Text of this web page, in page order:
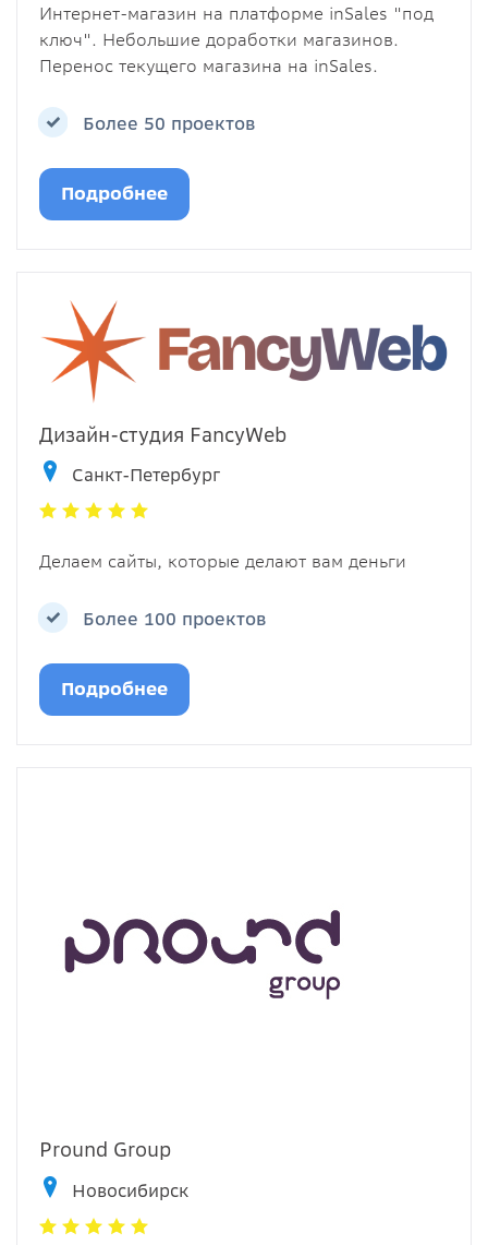
Интернет-магазин на платформе inSales "под
ключ". Небольшие доработки магазинов.
Перенос текущего магазина на inSales.
Более 50 проектов
Подробнее
Дизайн-студия FancyWeb
Санкт-Петербург
Делаем сайты, которые делают вам деньги
Более 100 проектов
Подробнее
Pround Group
Новосибирск